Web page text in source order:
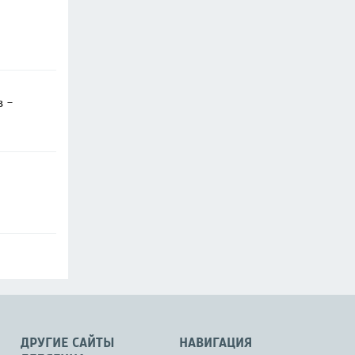
-
НАВИГАЦИЯ
ДРУГИЕ САЙТЫ